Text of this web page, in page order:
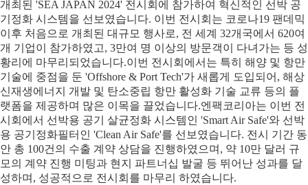
개최된 'SEA JAPAN 2024' 전시회에 참가하여 혁신적인 선박 공
기정화 시스템을 선보였습니다. 이번 전시회는 코로나19 팬데믹
이후 처음으로 개최된 대규모 행사로, 전 세계 32개국에서 620여
개 기업이 참가하였고, 3만여 명 이상의 방문객이 다녀가는 등 성
황리에 마무리되었습니다.이번 전시회에서는 특히 해양 및 항만
기술에 중점을 둔 'Offshore & Port Tech'가 새롭게 도입되어, 해상
신재생에너지 개발 및 탄소중립 항만 활성화 기술 교류 등의 플
랫폼을 제공하며 많은 이목을 끌었습니다.엔팩코리아는 이번 전
시회에서 선박용 공기 살균정화 시스템인 'Smart Air Safe'와 선박
용 공기정화필터인 'Clean Air Safe'를 선보였습니다. 전시 기간 동
안 총 100건의 수출 계약 상담을 진행하였으며, 약 10만 달러 규
모의 계약 진행 미팅과 현지 파트너십 발굴 등 뛰어난 성과를 달
성하며, 성공적으로 전시회를 마무리 하였습니다.